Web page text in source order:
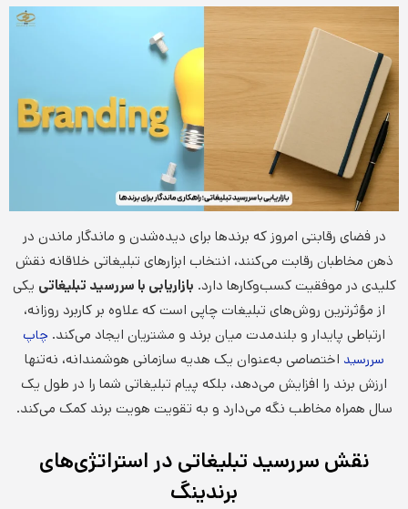
در فضای رقابتی امروز که برندها برای دیده‌شدن و ماندگار ماندن در
ذهن مخاطبان رقابت می‌کنند، انتخاب ابزارهای تبلیغاتی خلاقانه نقش
کلیدی در موفقیت کسب‌وکارها دارد. بازاریابی با سررسید تبلیغاتی یکی
از مؤثرترین روش‌های تبلیغات چاپی است که علاوه بر کاربرد روزانه،
ارتباطی پایدار و بلندمدت میان برند و مشتریان ایجاد می‌کند. چاپ
سررسید اختصاصی به‌عنوان یک هدیه سازمانی هوشمندانه، نه‌تنها
ارزش برند را افزایش می‌دهد، بلکه پیام تبلیغاتی شما را در طول یک
سال همراه مخاطب نگه می‌دارد و به تقویت هویت برند کمک می‌کند.
نقش سررسید تبلیغاتی در استراتژی‌های
برندینگ